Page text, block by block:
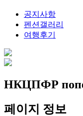
공지사항
펜션갤러리
여행후기
НКЦПФР
페이지 정보